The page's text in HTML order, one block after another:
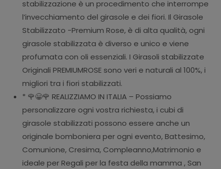
stabilizzazione è un procedimento che interrompe
l’invecchiamento del girasole e dei fiori. Il Girasole
Stabilizzato -Premium Rose, è di alta qualità, ogni
girasole stabilizzata è diverso e unico e viene
profumata con oli essenziali. I Girasoli stabilizzate
Originali PREMIUMROSE sono veri e naturali al 100%, i
migliori tra i fiori stabilizzati.
* 🌹😀🌹 REALIZZIAMO IN ITALIA – Possiamo
personalizzare ogni vostra richiesta, i cubi di
girasole stabilizzati possono essere anche un
originale bomboniera per ogni evento, Battesimo,
Comunione, Cresima, Compleanno,Matrimonio e
ideale per Regali per la festa della mamma , San